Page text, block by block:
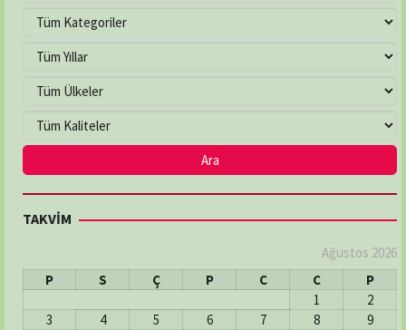
TAKVİM
Ağustos 2026
P
S Ç P C C
P
1
2
3
4 5 6 7 8
9